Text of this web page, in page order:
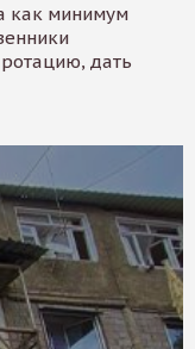
как минимум
дать